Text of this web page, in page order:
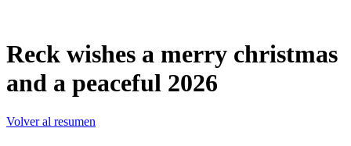
Reck wishes a merry christmas
and a peaceful 2026
Volver al resumen